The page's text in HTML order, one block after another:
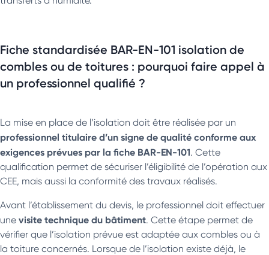
Fiche standardisée BAR-EN-101 isolation de
combles ou de toitures : pourquoi faire appel à
un professionnel qualifié ?
La mise en place de l’isolation doit être réalisée par un
professionnel titulaire d’un signe de qualité conforme aux
exigences prévues par la fiche BAR-EN-101. Cette
qualification permet de sécuriser l’éligibilité de l’opération aux
CEE, mais aussi la conformité des travaux réalisés.
Avant l’établissement du devis, le professionnel doit effectuer
une visite technique du bâtiment. Cette étape permet de
vérifier que l’isolation prévue est adaptée aux combles ou à
la toiture concernés. Lorsque de l’isolation existe déjà, le